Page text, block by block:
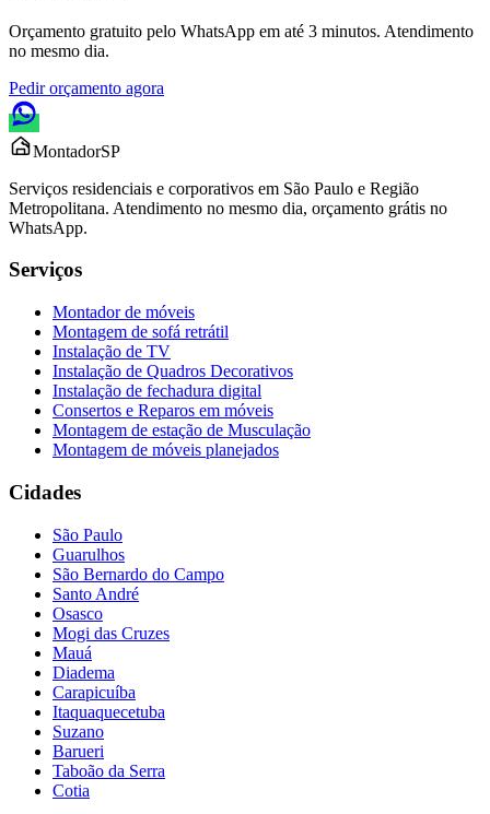
Orçamento gratuito pelo WhatsApp em até 3 minutos. Atendimento
no mesmo dia.
Pedir orçamento agora
MontadorSP
Serviços residenciais e corporativos em São Paulo e Região
Metropolitana. Atendimento no mesmo dia, orçamento grátis no
WhatsApp.
Serviços
Montador de móveis
Montagem de sofá retrátil
Instalação de TV
Instalação de Quadros Decorativos
Instalação de fechadura digital
Consertos e Reparos em móveis
Montagem de estação de Musculação
Montagem de móveis planejados
Cidades
São Paulo
Guarulhos
São Bernardo do Campo
Santo André
Osasco
Mogi das Cruzes
Mauá
Diadema
Carapicuíba
Itaquaquecetuba
Suzano
Barueri
Taboão da Serra
Cotia